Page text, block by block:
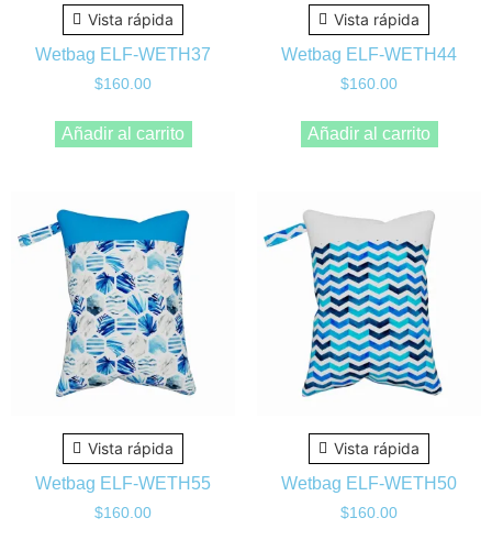
Vista rápida
Wetbag ELF-WETH37
$160.00
Añadir al carrito
Vista rápida
Wetbag ELF-WETH44
$160.00
Añadir al carrito
Vista rápida
Wetbag ELF-WETH55
$160.00
Vista rápida
Wetbag ELF-WETH50
$160.00